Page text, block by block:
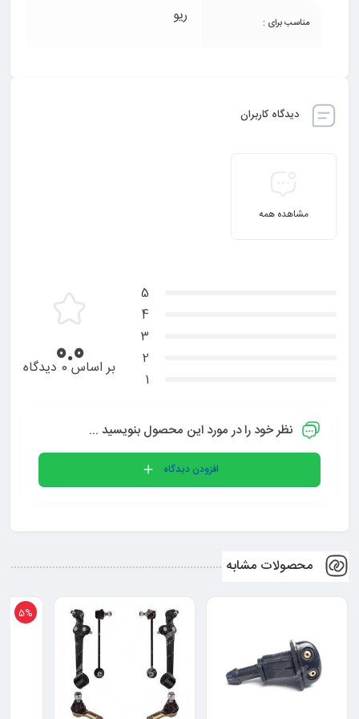
مناسب برای : ریو
دیدگاه کاربران
مشاهده همه
5
4
3
2
1
0.0بر اساس 0 دیدگاه
نظر خود را در مورد این محصول بنویسید ...
افزودن دیدگاه
محصولات مشابه
5%